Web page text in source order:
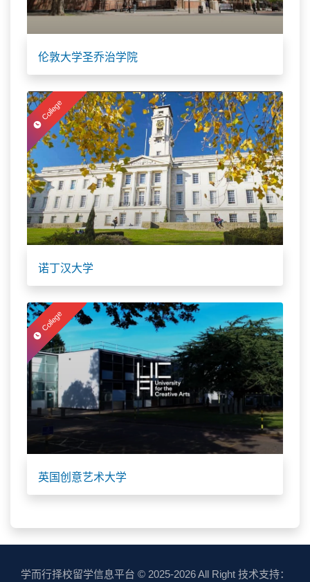
伦敦大学圣乔治学院
College
诺丁汉大学
College
英国创意艺术大学
学而行择校留学信息平台 © 2025-2026 All Right 技术支持：